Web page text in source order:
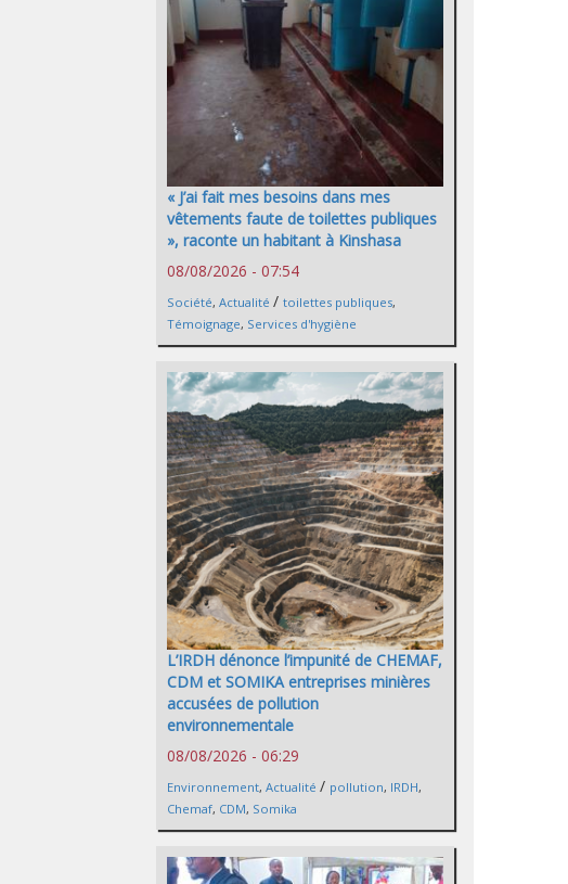
« J’ai fait mes besoins dans mes
vêtements faute de toilettes publiques
», raconte un habitant à Kinshasa
08/08/2026 - 07:54
Société, Actualité / toilettes publiques,
Témoignage, Services d'hygiène
L’IRDH dénonce l’impunité de CHEMAF,
CDM et SOMIKA entreprises minières
accusées de pollution
environnementale
08/08/2026 - 06:29
Environnement, Actualité / pollution, IRDH,
Chemaf, CDM, Somika